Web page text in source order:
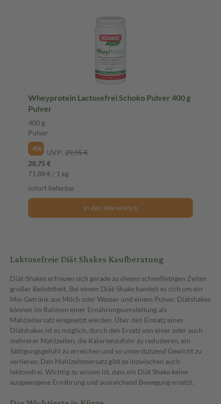
Laktosefreie Diät Shakes Kaufberatung
Diät-Shakes erfreuen sich gerade zu diesen schnelllebigen Zeiten
großer Beliebtheit. Bei einem Diät-Shake handelt es sich um ein
Mix-Getränk aus Milch oder Wasser und einem Pulver. Diätshakes
können im Rahmen einer Ernährungsumstellung als
Mahlzeitersatz eingesetzt werden. Über den Einsatz eines
Diätshakes ist es möglich, durch den Ersatz von einer oder auch
mehrerer Mahlzeiten, die Kalorienzufuhr zu reduzieren, ein
Sättigungsgefühl zu erreichen und so unterstützend Gewicht zu
verlieren. Den Mahlzeitenersatz gibt es inzwischen auch
laktosefrei. Wichtig zu wissen ist, dass ein Diät Shake keine
ausgewogene Ernährung und ausreichend Bewegung ersetzt.
Wheyprotein Lactosefrei Schoko Pulver 400 g
Pulver
400 g
Pulver
-4%
UVP: 29,95 €
28,75 €
71,88 € / 1 kg
sofort lieferbar
In den Warenkorb